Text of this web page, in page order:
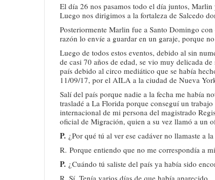
El día 26 nos pasamos todo el día juntos,
Luego nos dirigimos a la fortaleza de Salcedo
Posteriormente Marlin fue a Santo Domingo
razón lo envíe a guardar en un garaje, porque
Luego de todos estos eventos, debido al sin
de casi 70 años de edad, se vio muy delicada
país debido al circo mediático que se había
11/09/17, por el AILA a la ciudad de Nueva
Salí del país porque nadie a la fecha me había
trasladé a La Florida porque conseguí un
internacional de mi persona del magistrado
oficial de Migración, quien a su vez llamó a un
P. ¿Por qué tú al ver ese cadáver no llamaste a
R. Porque entiendo que no me correspondía a
P. ¿Cuándo tú saliste del país ya había sido
R. Sí. Tenía varios días de que había aparecido.